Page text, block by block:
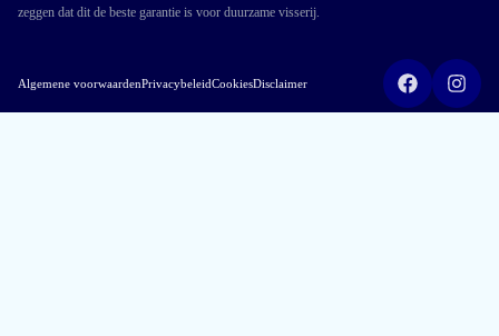
zeggen dat dit de beste garantie is voor duurzame visserij.
Algemene voorwaardenPrivacybeleidCookiesDisclaimer